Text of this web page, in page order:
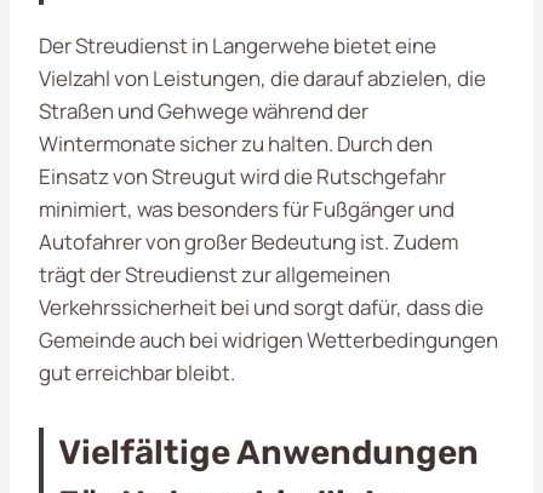
Der Streudienst in Langerwehe bietet eine
Vielzahl von Leistungen, die darauf abzielen, die
Straßen und Gehwege während der
Wintermonate sicher zu halten. Durch den
Einsatz von Streugut wird die Rutschgefahr
minimiert, was besonders für Fußgänger und
Autofahrer von großer Bedeutung ist. Zudem
trägt der Streudienst zur allgemeinen
Verkehrssicherheit bei und sorgt dafür, dass die
Gemeinde auch bei widrigen Wetterbedingungen
gut erreichbar bleibt.
Vielfältige Anwendungen